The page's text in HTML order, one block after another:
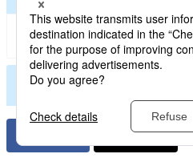
DubaiAbu Dhabi
अन्य शहरों मेंUnited Arab